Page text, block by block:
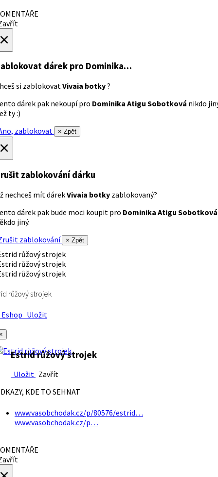
dárek pro Dominika…
si zablokovatVivaia botky?
dárek pak nekoupí pro Dominika Atigu Sobotková nikdo
ty :)
zablokovat
× Zpět
zablokování dárku
nechceš mít dárekVivaia botky zablokovaný?
dárek pak bude moci koupit pro Dominika Atigu Sobotková
jiný.
zablokování
× Zpět
růžový strojek
Uložit
Estrid růžový strojek
Uložit Zavřít
KDE TO SEHNAT
www.vasobchodak.cz/p/80576/estrid…
www.vasobchodak.cz/p…